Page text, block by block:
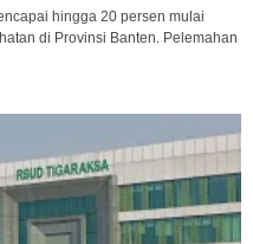
hingga 20 persen mulai
di Provinsi Banten. Pelemahan